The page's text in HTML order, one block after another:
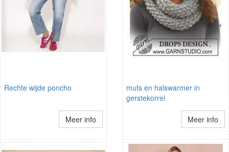
Rechte wijde poncho
Meer info
muts en halswarmer in
gerstekorrel
Meer info